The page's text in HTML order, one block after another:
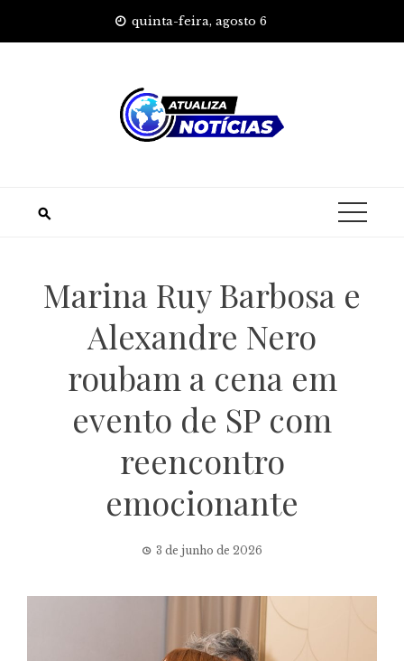
quinta-feira, agosto 6
Marina Ruy Barbosa e
Alexandre Nero
roubam a cena em
evento de SP com
reencontro
emocionante
3 de junho de 2026